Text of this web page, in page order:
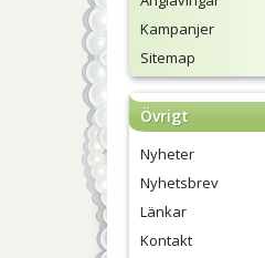
Kampanjer
Sitemap
Övrigt
Nyheter
Nyhetsbrev
Länkar
Kontakt